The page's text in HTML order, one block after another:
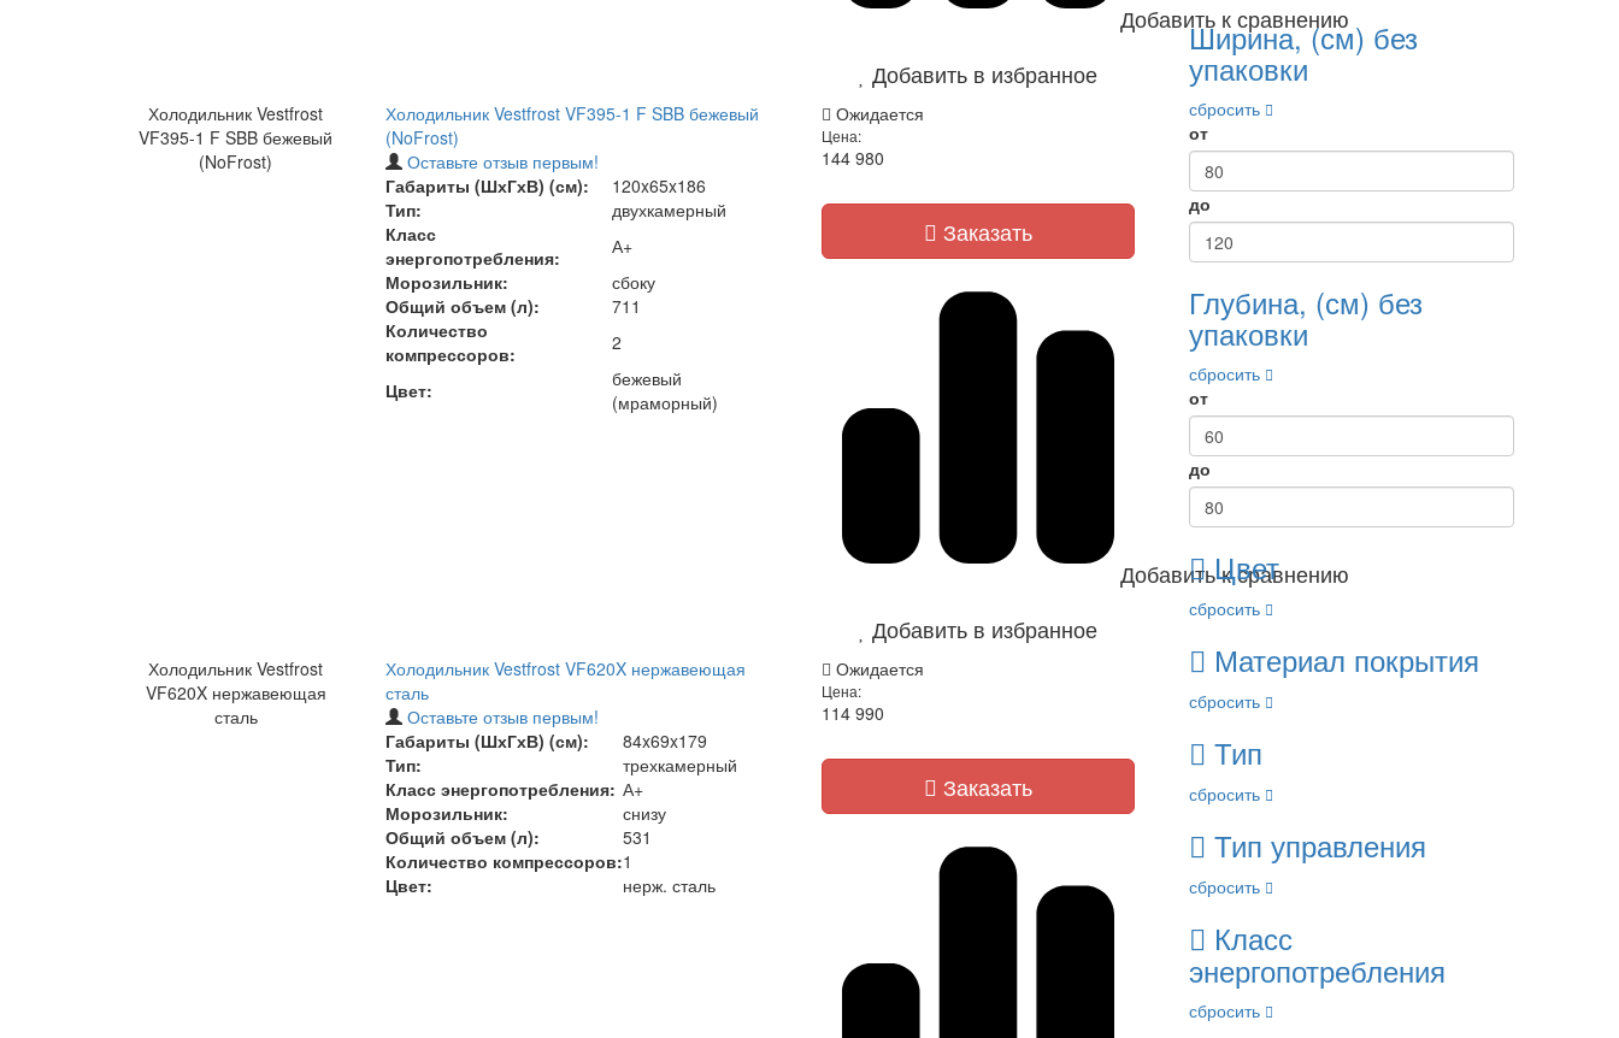
Добавить к сравнению
Добавить в избранное
Холодильник Vestfrost
VF395-1 F SBB бежевый
(NoFrost)
Холодильник Vestfrost VF395-1 F SBB бежевый
(NoFrost)
Оставьте отзыв первым!
Габариты (ШхГхВ) (см):
120x65x186
Тип:
двухкамерный
Класс
энергопотребления:
А+
Морозильник:
сбоку
Общий объем (л):
711
Количество
компрессоров:
2
Цвет:
бежевый
(мраморный)
Ожидается
Цена:
144 980
Заказать
Добавить к сравнению
Добавить в избранное
Холодильник Vestfrost
VF620X нержавеющая
сталь
Холодильник Vestfrost VF620X нержавеющая
сталь
Оставьте отзыв первым!
Габариты (ШхГхВ) (см):
84x69x179
Тип:
трехкамерный
Класс энергопотребления: А+
Морозильник:
снизу
Общий объем (л):
531
Количество компрессоров:1
Цвет:
нерж. сталь
Ожидается
Цена:
114 990
Заказать
Ширина, (см) без
упаковки
сбросить
от
до
Глубина, (см) без
упаковки
сбросить
от
до
Цвет
сбросить
Материал покрытия
сбросить
Тип
сбросить
Тип управления
сбросить
Класс
энергопотребления
сбросить